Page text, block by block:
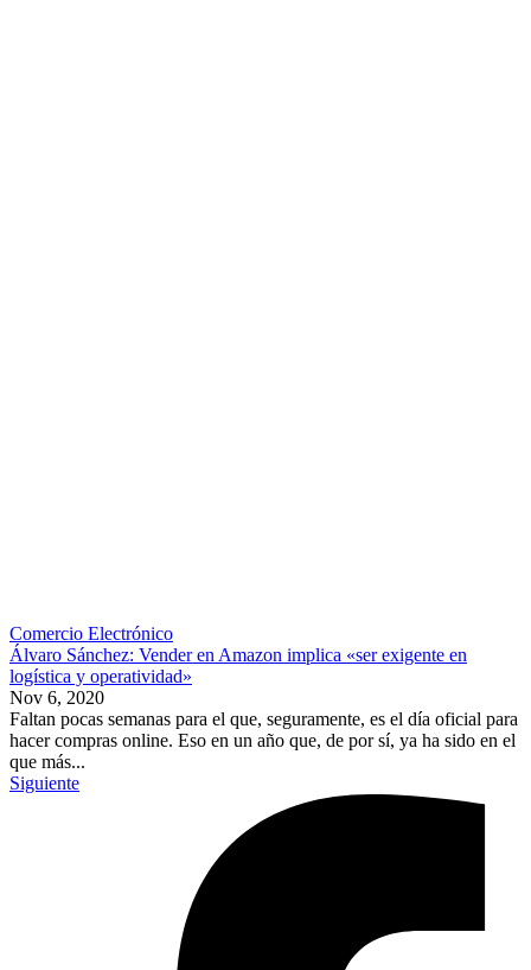
Comercio Electrónico
Álvaro Sánchez: Vender en Amazon implica «ser exigente en
logística y operatividad»
Nov 6, 2020
Faltan pocas semanas para el que, seguramente, es el día oficial para
hacer compras online. Eso en un año que, de por sí, ya ha sido en el
que más...
Siguiente